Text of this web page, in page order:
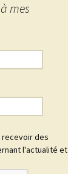
mes
des
l'actualité et